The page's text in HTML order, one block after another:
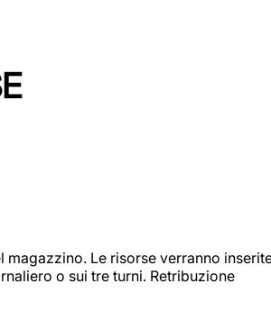
Le risorse verranno
o sui tre turni. Retribuzione